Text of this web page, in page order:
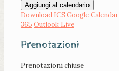
Aggiungi al calendario
Download ICS Google Calendar
365 Outlook Live
Prenotazioni
Prenotazioni chiuse